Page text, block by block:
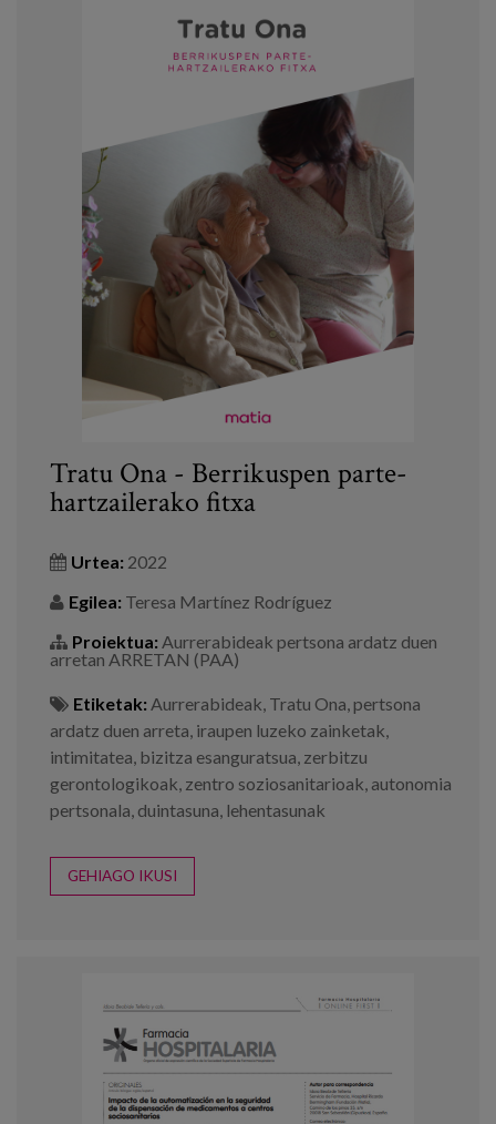
Tratu Ona - Berrikuspen parte-
hartzailerako fitxa
Urtea: 2022
Egilea: Teresa Martínez Rodríguez
Proiektua: Aurrerabideak pertsona ardatz duen
arretan ARRETAN (PAA)
Etiketak: Aurrerabideak, Tratu Ona,pertsona
ardatz duen arreta, iraupen luzeko zainketak,
intimitatea, bizitza esanguratsua, zerbitzu
gerontologikoak, zentro soziosanitarioak, autonomia
pertsonala, duintasuna, lehentasunak
GEHIAGO IKUSI